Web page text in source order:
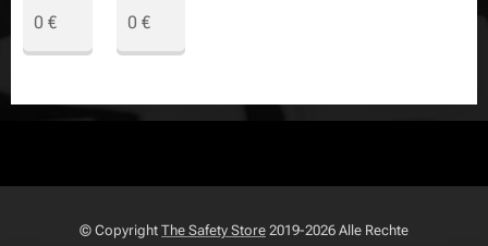
0 €
0 €
© Copyright The Safety Store 2019-2026 Alle Rechte